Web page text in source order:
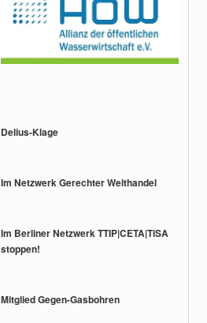
Delius-Klage
Im Netzwerk Gerechter Welthandel
Im Berliner Netzwerk TTIP|CETA|TiSA
stoppen!
Mitglied Gegen-Gasbohren